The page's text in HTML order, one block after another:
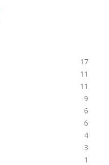
17
11
11
9
6
6
4
3
1